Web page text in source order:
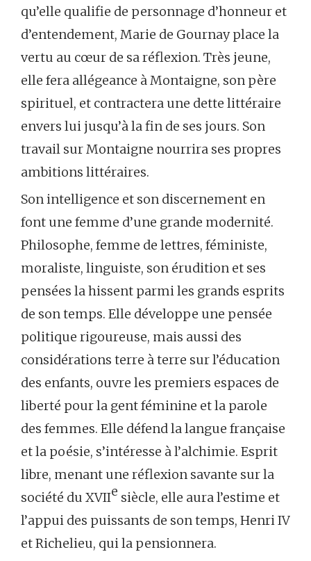
qu’elle qualifie de personnage d’honneur et
d’entendement, Marie de Gournay place la
vertu au cœur de sa réflexion. Très jeune,
elle fera allégeance à Montaigne, son père
spirituel, et contractera une dette littéraire
envers lui jusqu’à la fin de ses jours. Son
travail sur Montaigne nourrira ses propres
ambitions littéraires.
Son intelligence et son discernement en
font une femme d’une grande modernité.
Philosophe, femme de lettres, féministe,
moraliste, linguiste, son érudition et ses
pensées la hissent parmi les grands esprits
de son temps. Elle développe une pensée
politique rigoureuse, mais aussi des
considérations terre à terre sur l’éducation
des enfants, ouvre les premiers espaces de
liberté pour la gent féminine et la parole
des femmes. Elle défend la langue française
et la poésie, s’intéresse à l’alchimie. Esprit
libre, menant une réflexion savante sur la
société du XVIIe siècle, elle aura l’estime et
l’appui des puissants de son temps, Henri IV
et Richelieu, qui la pensionnera.